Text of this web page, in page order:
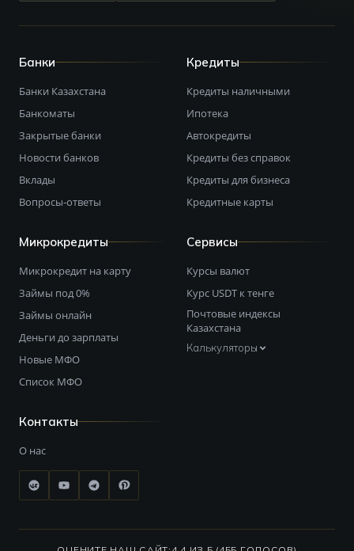
Банки
Банки Казахстана
Банкоматы
Закрытые банки
Новости банков
Вклады
Вопросы-ответы
Кредиты
Кредиты наличными
Ипотека
Автокредиты
Кредиты без справок
Кредиты для бизнеса
Кредитные карты
Микрокредиты
Микрокредит на карту
Займы под 0%
Займы онлайн
Деньги до зарплаты
Новые МФО
Список МФО
Сервисы
Курсы валют
Курс USDT к тенге
Почтовые индексы
Казахстана
Калькуляторы
Контакты
О нас